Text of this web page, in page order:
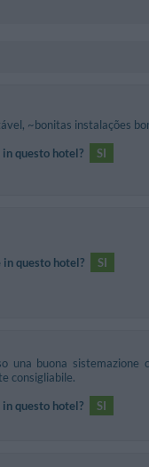
~bonitas instalações
questo hotel?
SI
questo hotel? SI
una buona
consigliabile.
questo hotel?
SI